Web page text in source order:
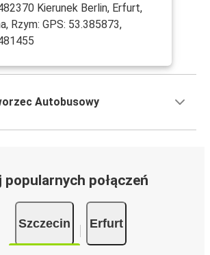
Kierunek Berlin, Erfurt,
Rzym: GPS: 53.385873,
Autobusowy
popularnych połączeń
Szczecin Erfurt